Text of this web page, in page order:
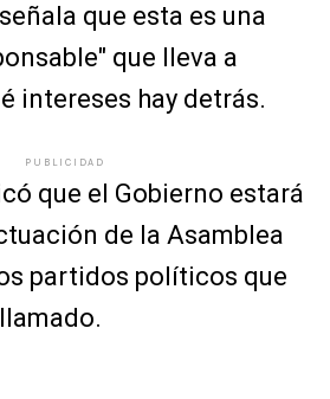
que esta es una
que lleva a
intereses hay detrás.
PUBLICIDAD
que el Gobierno estará
de la Asamblea
partidos políticos que